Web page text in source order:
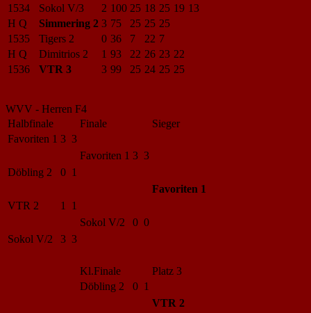
1534 Sokol V/3 2 100 25 18 25 19 13
H Q
Simmering 2 3 75 25 25 25
1535
Tigers 2 0 36 7 22 7
H Q
Dimitrios 2 1 93 22 26 23 22
1536
VTR 3 3 99 25 24 25 25
WVV - Herren F4
Halbfinale
Finale
Sieger
Favoriten 1 3 3
Favoriten 1 3 3
Döbling 2
0 1
Favoriten 1
VTR 2
1 1
Sokol V/2
0 0
Sokol V/2
3 3
Kl.Finale
Platz 3
Döbling 2
0 1
VTR 2